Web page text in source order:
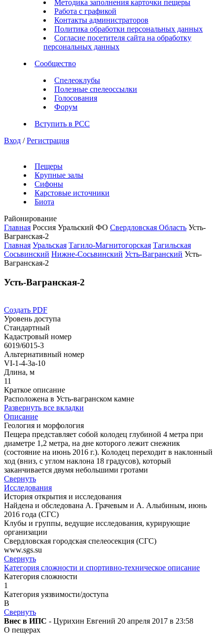
Методика заполнения карточки пещеры
Работа с графикой
Контакты администраторов
Политика обработки персональных данных
Согласие посетителя сайта на обработку
персональных данных
Сообщество
Спелеоклубы
Полезные спелеоссылки
Голосования
Форум
Вступить в РСС
Вход / Регистрация
Пещеры
Крупные залы
Сифоны
Карстовые источники
Биота
Районирование
Главная Россия Уральский ФО Свердловская Область Усть-
Вагранская-2
Главная Уральская Тагило-Магнитогорская Тагильская
Сосьвинский Нижне-Сосьвинский Усть-Вагранский Усть-
Вагранская-2
Усть-Вагранская-2
Создать PDF
Уровень доступа
Стандартный
Кадастровый номер
6019/6015-3
Альтернативный номер
VI-1-4-3а-10
Длина, м
11
Краткое описание
Расположена в Усть-вагранском камне
Развернуть все вкладки
Описание
Геология и морфология
Пещера представляет собой колодец глубиной 4 метра при
диаметре 1,2 метра, на дне которого лежит снежник
(состояние на июнь 2016 г.). Колодец переходит в наклонный
ход (вниз, с углом наклона 18 градусов), который
заканчивается двумя небольшими гротами
Свернуть
Исследования
История открытия и исследования
Найдена и обследована А. Грачевым и А. Алыбиным, июнь
2016 года (СГС)
Клубы и группы, ведущие исследования, курирующие
организации
Свердловская городская спелеосекция (СГС)
www.sgs.su
Свернуть
Категория сложности и спортивно-техническое описание
Категория сложности
1
Категория уязвимости/доступа
B
Свернуть
Внес в ИПС - Цурихин Евгений 20 апреля 2017 в 23:58
О пещерах